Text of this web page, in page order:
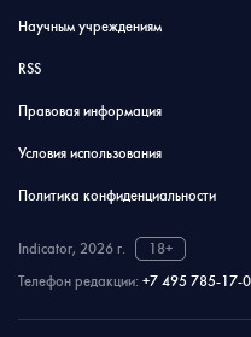
Научным учреждениям
RSS
Правовая информация
Условия использования
Политика конфиденциальности
Indicator, 2026 г.
18+
Телефон редакции: +7 495 785-17-